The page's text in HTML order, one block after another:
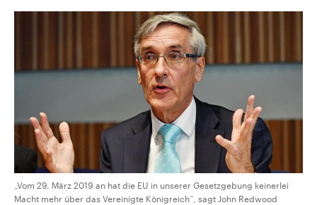
„Vom 29. März 2019 an hat die EU in unserer Gesetzgebung keinerlei
Macht mehr über das Vereinigte Königreich“, sagt John Redwood